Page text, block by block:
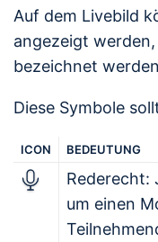
Auf dem Livebild
angezeigt werden,
bezeichnet
Diese Symbole
ICON BEDEUTUNG
Rederecht:
um einen